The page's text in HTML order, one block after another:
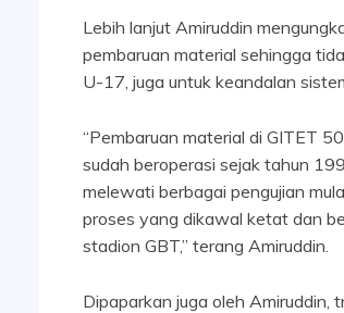
Lebih lanjut Amiruddin
pembaruan material sehingga
U-17, juga untuk keandalan
“Pembaruan material di GITET
sudah beroperasi sejak tahun
melewati berbagai pengujian
proses yang dikawal ketat dan
stadion GBT,” terang Amiruddin.
Dipaparkan juga oleh Amiruddin,